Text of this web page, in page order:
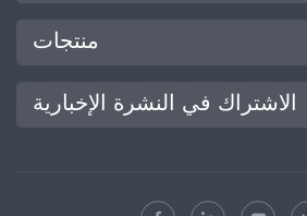
منتجات
الاشتراك في النشرة الإخبارية